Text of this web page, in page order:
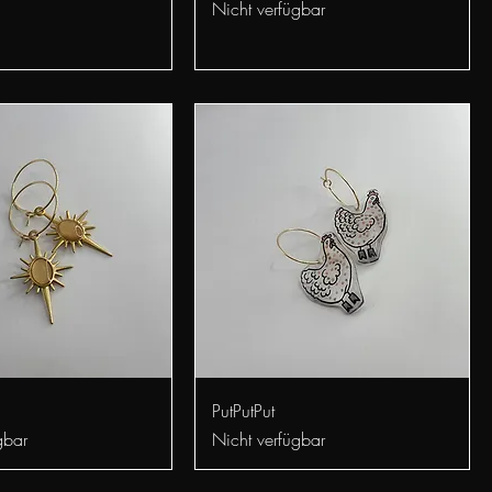
Nicht verfügbar
PutPutPut
Nicht verfügbar